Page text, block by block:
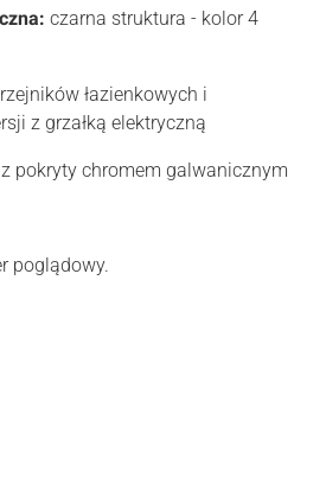
czarna struktura - kolor 4
łazienkowych i
z grzałką elektryczną
pokryty chromem galwanicznym
poglądowy.